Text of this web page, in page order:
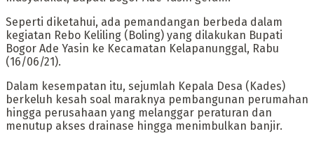
Seperti diketahui, ada pemandangan berbeda dalam
kegiatan Rebo Keliling (Boling) yang dilakukan Bupati
Bogor Ade Yasin ke Kecamatan Kelapanunggal, Rabu
(16/06/21).
Dalam kesempatan itu, sejumlah Kepala Desa (Kades)
berkeluh kesah soal maraknya pembangunan perumahan
hingga perusahaan yang melanggar peraturan dan
menutup akses drainase hingga menimbulkan banjir.